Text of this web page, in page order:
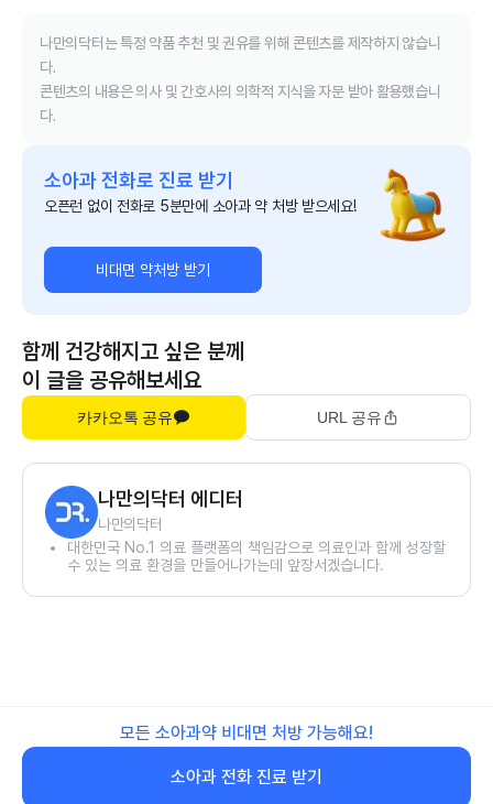
나만의닥터는 특정 약품 추천 및 권유를 위해 콘텐츠를 제작하지 않습니
다.
콘텐츠의 내용은 의사 및 간호사의 의학적 지식을 자문 받아 활용했습니
다.
소아과 전화로 진료 받기
오픈런 없이 전화로 5분만에 소아과 약 처방 받으세요!
비대면 약처방 받기
함께 건강해지고 싶은 분께
이 글을 공유해보세요
카카오톡 공유 URL 공유
나만의닥터 에디터
나만의닥터
대한민국 No.1 의료 플랫폼의 책임감으로 의료인과 함께 성장할
수 있는 의료 환경을 만들어나가는데 앞장서겠습니다.
모든 소아과약 비대면 처방 가능해요!
소아과 전화 진료 받기